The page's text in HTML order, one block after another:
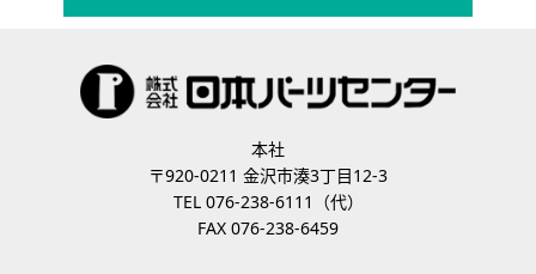
本社
〒920-0211 金沢市湊3丁目12-3
TEL 076-238-6111（代）
FAX 076-238-6459